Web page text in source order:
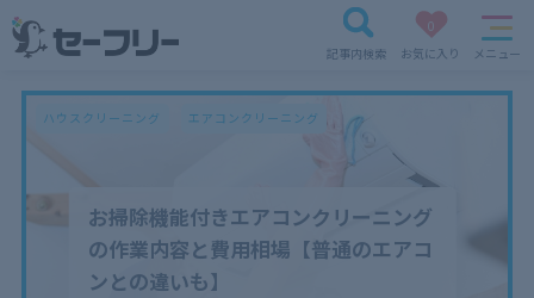
記事内検索
0
お気に入り
メニュー
お掃除機能付きエアコンクリーニング
の作業内容と費用相場【普通のエアコ
ンとの違いも】
ハウスクリーニング エアコンクリーニング